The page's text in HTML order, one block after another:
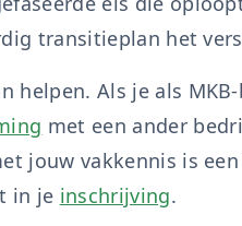
transitieplan het
helpen. Als je als
met een ander
jouw vakkennis is
in je inschrijving.